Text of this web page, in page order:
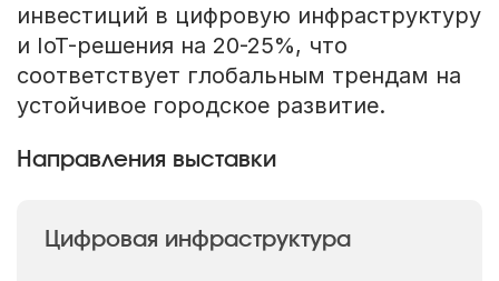
инвестиций в цифровую инфраструктуру
и IoT-решения на 20-25%, что
соответствует глобальным трендам на
устойчивое городское развитие.
Направления выставки
Цифровая инфраструктура